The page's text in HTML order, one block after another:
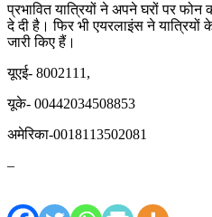
प्रभावित यात्रियों ने अपने घरों पर
दे दी है। फिर भी एयरलाइंस ने यात्रियों
जारी किए हैं।
यूएई- 8002111,
यूके- 00442034508853
अमेरिका-0018113502081
–